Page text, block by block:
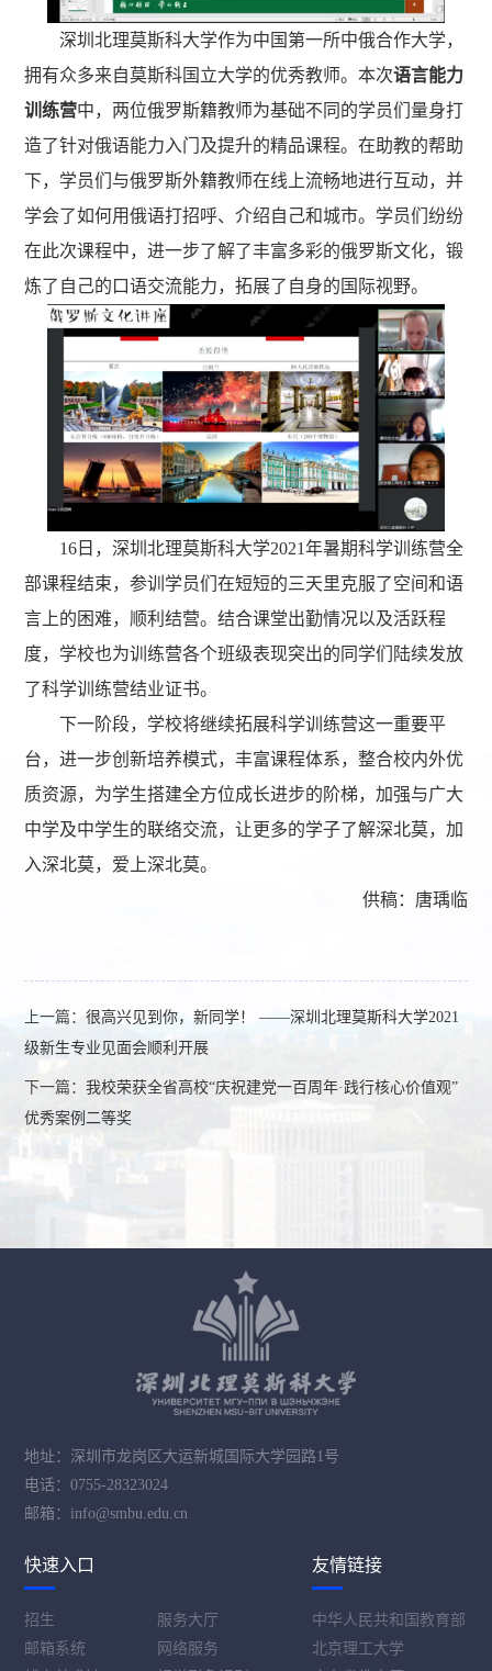
深圳北理莫斯科大学作为中国第一所中俄合作大学，
拥有众多来自莫斯科国立大学的优秀教师。本次语言能力
训练营中，两位俄罗斯籍教师为基础不同的学员们量身打
造了针对俄语能力入门及提升的精品课程。在助教的帮助
下，学员们与俄罗斯外籍教师在线上流畅地进行互动，并
学会了如何用俄语打招呼、介绍自己和城市。学员们纷纷
在此次课程中，进一步了解了丰富多彩的俄罗斯文化，锻
炼了自己的口语交流能力，拓展了自身的国际视野。
16 日，深圳北理莫斯科大学2021年暑期科学训练营全
部课程结束，参训学员们在短短的三天里克服了空间和语
言上的困难，顺利结营。结合课堂出勤情况以及活跃程
度，学校也为训练营各个班级表现突出的同学们陆续发放
了科学训练营结业证书。
下一阶段，学校将继续拓展科学训练营这一重要平
台，进一步创新培养模式，丰富课程体系，整合校内外优
质资源，为学生搭建全方位成长进步的阶梯，加强与广大
中学及中学生的联络交流，让更多的学子了解深北莫，加
入深北莫，爱上深北莫。
供稿：唐瑀临
上一篇：很高兴见到你，新同学！ ——深圳北理莫斯科大学2021
级新生专业见面会顺利开展
下一篇：我校荣获全省高校“庆祝建党一百周年·践行核心价值观”
优秀案例二等奖
地址：深圳市龙岗区大运新城国际大学园路1号
电话：0755-28323024
邮箱：info@smbu.edu.cn
快速入口
招生
服务大厅
邮箱系统
网络服务
友情链接
中华人民共和国教育部
北京理工大学